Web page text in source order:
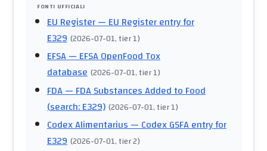
FONTI UFFICIALI
EU Register— EU Register entry for
E329 (2026-07-01, tier 1)
EFSA— EFSA OpenFood Tox
database (2026-07-01, tier 1)
FDA— FDA Substances Added to Food
(search: E329) (2026-07-01, tier 1)
Codex Alimentarius— Codex GSFA entry for
E329 (2026-07-01, tier 2)